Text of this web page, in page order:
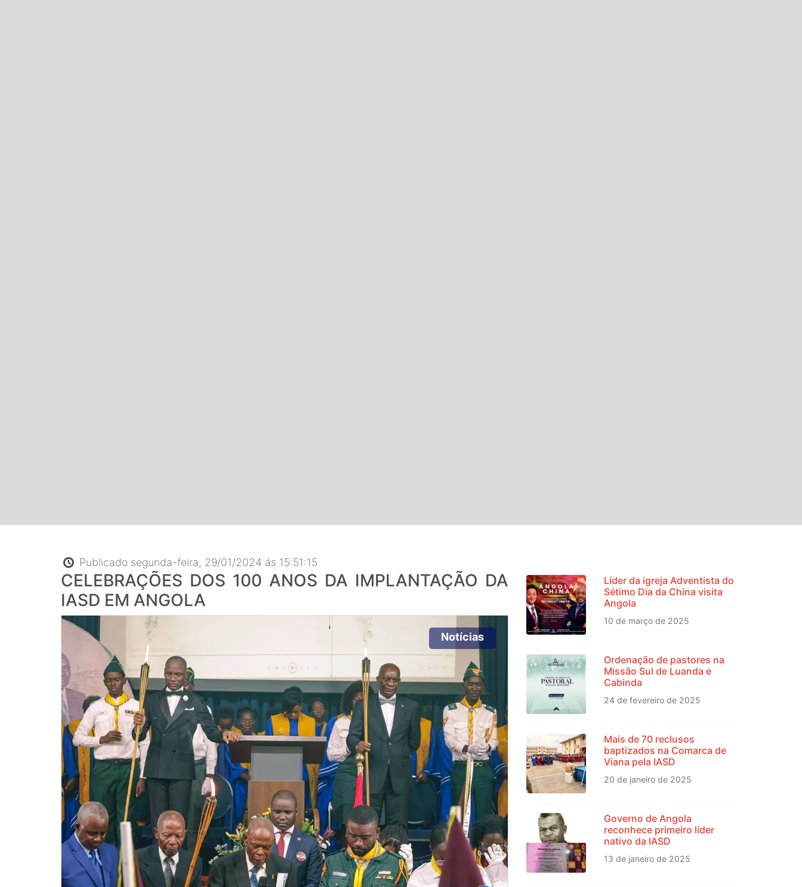
Publicado segunda-feira, 29/01/2024 ás 15:51:15
CELEBRAÇÕES DOS 100 ANOS DA IMPLANTAÇÃO DA
IASD EM ANGOLA
Notícias
Líder da igreja Adventista do
Sétimo Dia da China visita
Angola
10 de março de 2025
Ordenação de pastores na
Missão Sul de Luanda e
Cabinda
24 de fevereiro de 2025
Mais de 70 reclusos
baptizados na Comarca de
Viana pela IASD
20 de janeiro de 2025
Governo de Angola
reconhece primeiro líder
nativo da IASD
13 de janeiro de 2025